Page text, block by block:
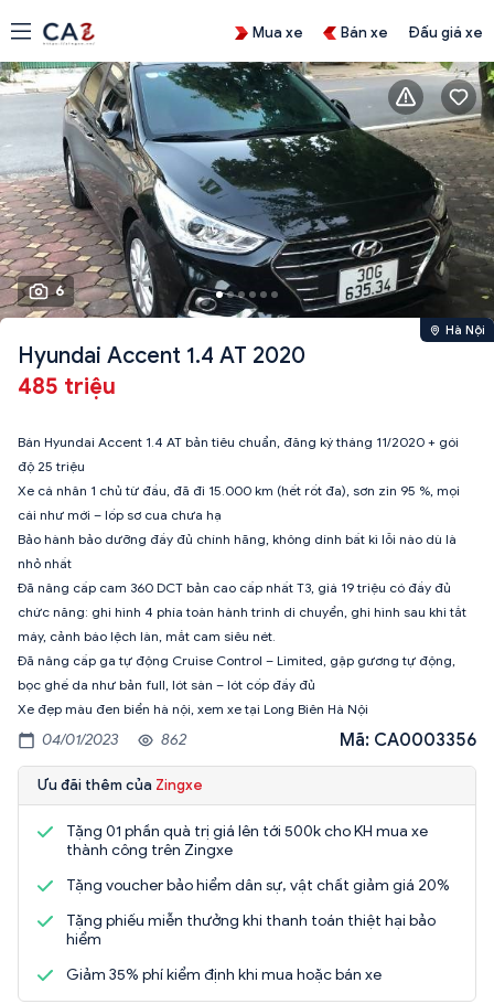
Mua xe Bán xe Đấu giá xe
6
Hà Nội
Hyundai Accent 1.4 AT 2020
485 triệu
Bán Hyundai Accent 1.4 AT bản tiêu chuẩn, đăng ký tháng 11/2020 + gói
độ 25 triệu
Xe cá nhân 1 chủ từ đầu, đã đi 15.000 km (hết rốt đa), sơn zin 95 %, mọi
cái như mới – lốp sơ cua chưa hạ
Bảo hành bảo dưỡng đầy đủ chính hãng, không dính bất kì lỗi nào dù là
nhỏ nhất
Đã nâng cấp cam 360 DCT bản cao cấp nhất T3, giá 19 triệu có đầy đủ
chức năng: ghi hình 4 phía toàn hành trình di chuyển, ghi hình sau khi tắt
máy, cảnh báo lệch làn, mắt cam siêu nét.
Đã nâng cấp ga tự động Cruise Control – Limited, gập gương tự động,
bọc ghế da như bản full, lót sàn – lót cốp đầy đủ
04/01/2023 862 Mã: CA0003356
Ưu đãi thêm của Zingxe
Tặng 01 phần quà trị giá lên tới 500k cho KH mua xe
thành công trên Zingxe
Tặng voucher bảo hiểm dân sự, vật chất giảm giá 20%
Tặng phiếu miễn thưởng khi thanh toán thiệt hại bảo
hiểm
Giảm 35% phí kiểm định khi mua hoặc bán xe